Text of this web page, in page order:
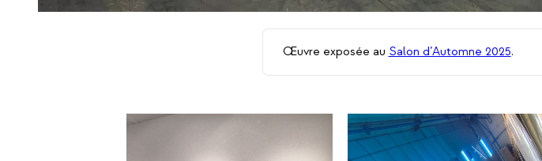
Œuvre exposée au Salon d’Automne 2025.